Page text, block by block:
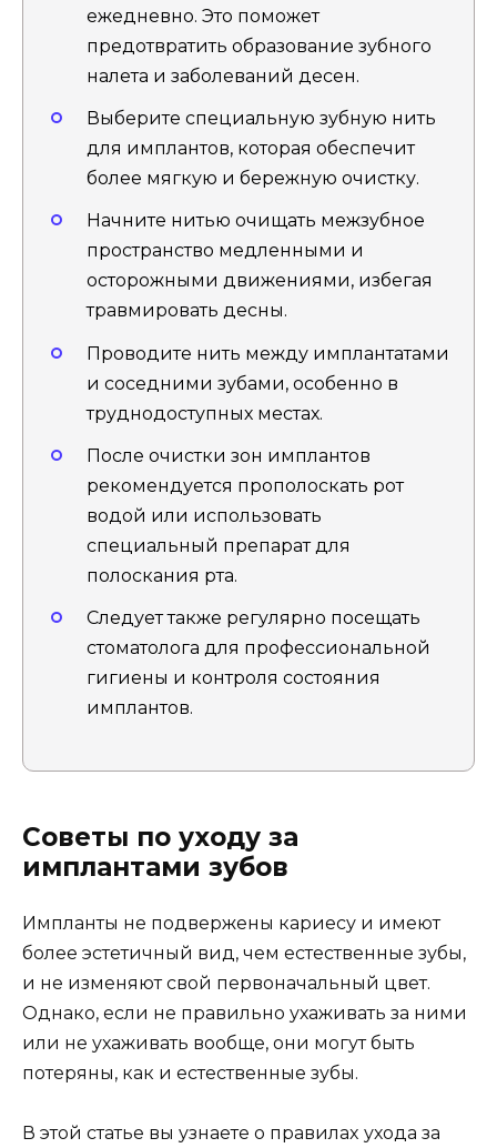
ежедневно. Это поможет
предотвратить образование зубного
налета и заболеваний десен.
Выберите специальную зубную нить
для имплантов, которая обеспечит
более мягкую и бережную очистку.
Начните нитью очищать межзубное
пространство медленными и
осторожными движениями, избегая
травмировать десны.
Проводите нить между имплантатами
и соседними зубами, особенно в
труднодоступных местах.
После очистки зон имплантов
рекомендуется прополоскать рот
водой или использовать
специальный препарат для
полоскания рта.
Следует также регулярно посещать
стоматолога для профессиональной
гигиены и контроля состояния
имплантов.
Советы по уходу за
имплантами зубов
Импланты не подвержены кариесу и имеют
более эстетичный вид, чем естественные зубы,
и не изменяют свой первоначальный цвет.
Однако, если не правильно ухаживать за ними
или не ухаживать вообще, они могут быть
потеряны, как и естественные зубы.
В этой статье вы узнаете о правилax ухода за